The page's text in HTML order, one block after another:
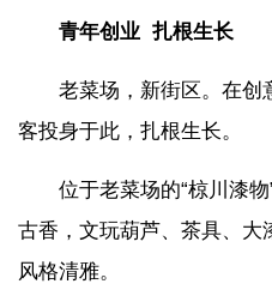
青年创业 扎根生长
老菜场，新街区。在创
客投身于此，扎根生长。
位于老菜场的“椋川漆
古香，文玩葫芦、茶具、大
风格清雅。